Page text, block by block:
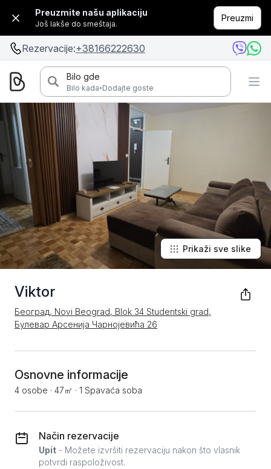
Preuzmite našu aplikaciju
Još lakše do smeštaja.
Preuzmi
Rezervacije:+38166222630
Bilo gde
Bilo kada·Dodajte goste
Viktor
Београд, Novi Beograd, Blok 34 Studentski grad,
Булевар Арсенија Чарнојевића 26
Prikaži sve slike
Osnovne informacije
4 osobe · 47㎡ · 1 Spavaća soba
Način rezervacije
Upit - Možete izvršiti rezervaciju nakon što vlasnik
potvrdi raspoloživost.